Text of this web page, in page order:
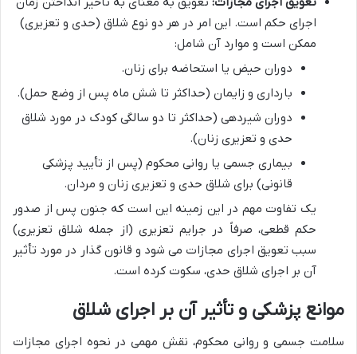
اجرای حکم است. این امر در هر دو نوع شلاق (حدی و تعزیری)
ممکن است و موارد آن شامل:
دوران حیض یا استحاضه برای زنان.
بارداری و زایمان (حداکثر تا شش ماه پس از وضع حمل).
دوران شیردهی (حداکثر تا دو سالگی کودک در مورد شلاق
حدی و تعزیری زنان).
بیماری جسمی یا روانی محکوم (پس از تأیید پزشکی
قانونی) برای شلاق حدی و تعزیری زنان و مردان.
یک تفاوت مهم در این زمینه این است که جنون پس از صدور
حکم قطعی، صرفاً در جرایم تعزیری (از جمله شلاق تعزیری)
سبب تعویق اجرای مجازات می شود و قانون گذار در مورد تأثیر
آن بر اجرای شلاق حدی، سکوت کرده است.
موانع پزشکی و تأثیر آن بر اجرای شلاق
سلامت جسمی و روانی محکوم، نقش مهمی در نحوه اجرای مجازات